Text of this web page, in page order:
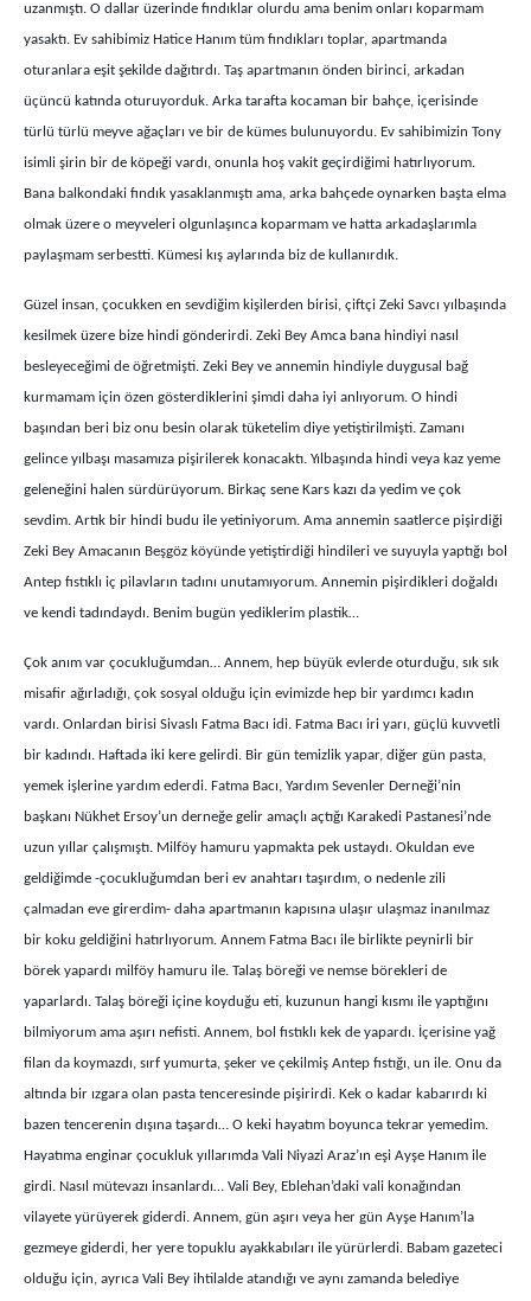
uzanmıştı. O dallar üzerinde fındıklar olurdu ama benim onları koparmam
yasaktı. Ev sahibimiz Hatice Hanım tüm fındıkları toplar, apartmanda
oturanlara eşit şekilde dağıtırdı. Taş apartmanın önden birinci, arkadan
üçüncü katında oturuyorduk. Arka tarafta kocaman bir bahçe, içerisinde
türlü türlü meyve ağaçları ve bir de kümes bulunuyordu. Ev sahibimizin Tony
isimli şirin bir de köpeği vardı, onunla hoş vakit geçirdiğimi hatırlıyorum.
Bana balkondaki fındık yasaklanmıştı ama, arka bahçede oynarken başta elma
olmak üzere o meyveleri olgunlaşınca koparmam ve hatta arkadaşlarımla
paylaşmam serbestti. Kümesi kış aylarında biz de kullanırdık.
Güzel insan, çocukken en sevdiğim kişilerden birisi, çiftçi Zeki Savcı yılbaşında
kesilmek üzere bize hindi gönderirdi. Zeki Bey Amca bana hindiyi nasıl
besleyeceğimi de öğretmişti. Zeki Bey ve annemin hindiyle duygusal bağ
kurmamam için özen gösterdiklerini şimdi daha iyi anlıyorum. O hindi
başından beri biz onu besin olarak tüketelim diye yetiştirilmişti. Zamanı
gelince yılbaşı masamıza pişirilerek konacaktı. Yılbaşında hindi veya kaz yeme
geleneğini halen sürdürüyorum. Birkaç sene Kars kazı da yedim ve çok
sevdim. Artık bir hindi budu ile yetiniyorum. Ama annemin saatlerce pişirdiği
Zeki Bey Amacanın Beşgöz köyünde yetiştirdiği hindileri ve suyuyla yaptığı bol
Antep fıstıklı iç pilavların tadını unutamıyorum. Annemin pişirdikleri doğaldı
ve kendi tadındaydı. Benim bugün yediklerim plastik…
Çok anım var çocukluğumdan… Annem, hep büyük evlerde oturduğu, sık sık
misafir ağırladığı, çok sosyal olduğu için evimizde hep bir yardımcı kadın
vardı. Onlardan birisi Sivaslı Fatma Bacı idi. Fatma Bacı iri yarı, güçlü kuvvetli
bir kadındı. Haftada iki kere gelirdi. Bir gün temizlik yapar, diğer gün pasta,
yemek işlerine yardım ederdi. Fatma Bacı, Yardım Sevenler Derneği’nin
başkanı Nükhet Ersoy’un derneğe gelir amaçlı açtığı Karakedi Pastanesi’nde
uzun yıllar çalışmıştı. Milföy hamuru yapmakta pek ustaydı. Okuldan eve
geldiğimde -çocukluğumdan beri ev anahtarı taşırdım, o nedenle zili
çalmadan eve girerdim- daha apartmanın kapısına ulaşır ulaşmaz inanılmaz
bir koku geldiğini hatırlıyorum. Annem Fatma Bacı ile birlikte peynirli bir
börek yapardı milföy hamuru ile. Talaş böreği ve nemse börekleri de
yaparlardı. Talaş böreği içine koyduğu eti, kuzunun hangi kısmı ile yaptığını
bilmiyorum ama aşırı nefisti. Annem, bol fıstıklı kek de yapardı. İçerisine yağ
filan da koymazdı, sırf yumurta, şeker ve çekilmiş Antep fıstığı, un ile. Onu da
altında bir ızgara olan pasta tenceresinde pişirirdi. Kek o kadar kabarırdı ki
bazen tencerenin dışına taşardı… O keki hayatım boyunca tekrar yemedim.
Hayatıma enginar çocukluk yıllarımda Vali Niyazi Araz’ın eşi Ayşe Hanım ile
girdi. Nasıl mütevazı insanlardı… Vali Bey, Eblehan’daki vali konağından
vilayete yürüyerek giderdi. Annem, gün aşırı veya her gün Ayşe Hanım’la
gezmeye giderdi, her yere topuklu ayakkabıları ile yürürlerdi. Babam gazeteci
olduğu için, ayrıca Vali Bey ihtilalde atandığı ve aynı zamanda belediye